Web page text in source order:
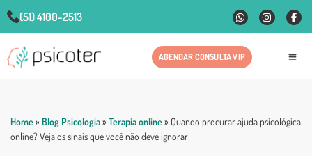
(51) 4100-2513
AGENDAR CONSULTA VIP
Home» Blog Psicologia» Terapia online» Quando procurar ajuda psicológica
online? Veja os sinais que você não deve ignorar